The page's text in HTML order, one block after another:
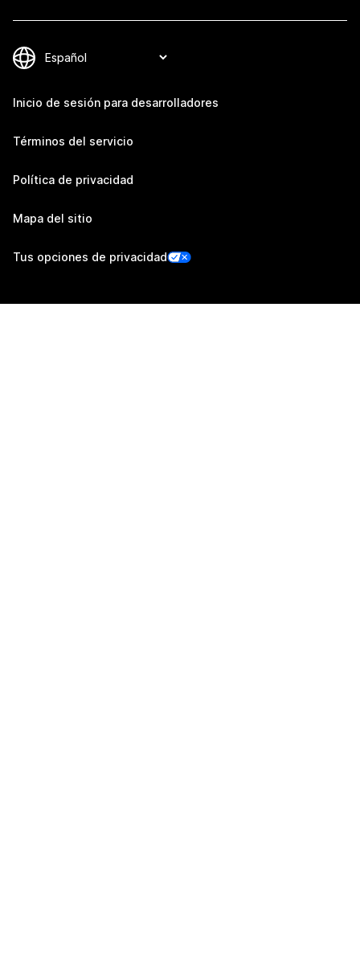
Inicio de sesión para desarrolladores
Términos del servicio
Política de privacidad
Mapa del sitio
Tus opciones de privacidad